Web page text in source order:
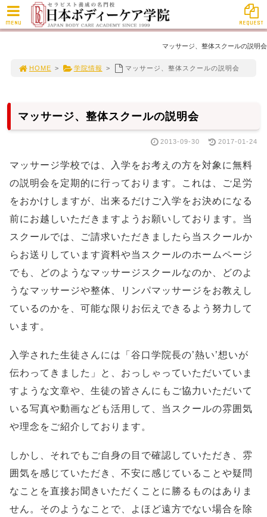
マッサージ、整体スクールの説明会
HOME > 学院情報 > マッサージ、整体スクールの説明会
マッサージ、整体スクールの説明会
2013-09-30 2017-01-24
マッサージ学校では、入学をお考えの方を対象に無料
の説明会を定期的に行っております。これは、ご足労
をおかけしますが、出来るだけご入学をお決めになる
前にお越しいただきますようお願いしております。当
スクールでは、ご請求いただきましたら当スクールか
らお送りしています資料や当スクールのホームページ
でも、どのようなマッサージスクールなのか、どのよ
うなマッサージや整体、リンパマッサージをお教えし
ているのかを、可能な限りお伝えできるよう努力して
います。
入学された生徒さんには「谷口学院長の’熱い’想いが
伝わってきました」と、おっしゃっていただいていま
すような文章や、生徒の皆さんにもご協力いただいて
いる写真や動画なども活用して、当スクールの雰囲気
や理念をご紹介しております。
しかし、それでもご自身の目で確認していただき、雰
囲気を感じていただき、不安に感じていることや疑問
なことを直接お聞きいただくことに勝るものはありま
せん。そのようなことで、よほど遠方でない場合を除
MENU REQUEST